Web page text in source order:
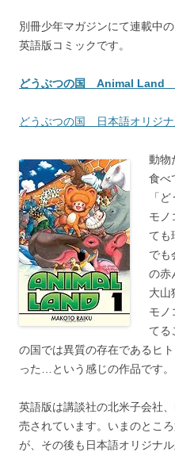
別冊少年マガジンにて連載中
英語版コミックです。
どうぶつの国 Animal Land
どうぶつの国 日本語オリジナ
動物
食べ
「
モノ
ても
でも
の赤
大山
モノ
てる
の国では異質の存在であるヒ
った…という感じの作品です。
英語版は講談社の北米子会社
売されています。いまのとこ
が、その後も日本語オリジナ